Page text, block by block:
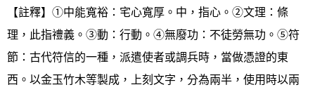
【註釋】①中能寬裕：宅心寬厚。中，指心。②文理：條
理，此指禮義。③動：行動。④無廢功：不徒勞無功。⑤符
節：古代符信的一種，派遣使者或調兵時，當做憑證的東
西。以金玉竹木等製成，上刻文字，分為兩半，使用時以兩